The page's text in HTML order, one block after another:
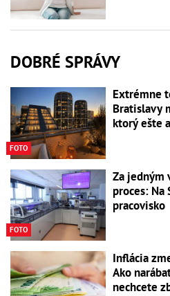
DOBRÉ SPRÁVY
FOTO
Extrémne
Bratislavy
ktorý ešte
FOTO
Za jedným
proces: Na
pracovisko
Inflácia
Ako
nechcete